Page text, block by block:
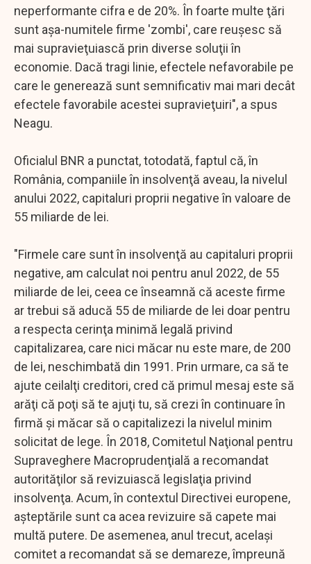
neperformante cifra e de 20%. În foarte multe ţări
sunt aşa-numitele firme 'zombi', care reuşesc să
mai supravieţuiască prin diverse soluţii în
economie. Dacă tragi linie, efectele nefavorabile pe
care le generează sunt semnificativ mai mari decât
efectele favorabile acestei supravieţuiri", a spus
Neagu.
Oficialul BNR a punctat, totodată, faptul că, în
România, companiile în insolvenţă aveau, la nivelul
anului 2022, capitaluri proprii negative în valoare de
55 miliarde de lei.
"Firmele care sunt în insolvenţă au capitaluri proprii
negative, am calculat noi pentru anul 2022, de 55
miliarde de lei, ceea ce înseamnă că aceste firme
ar trebui să aducă 55 de miliarde de lei doar pentru
a respecta cerinţa minimă legală privind
capitalizarea, care nici măcar nu este mare, de 200
de lei, neschimbată din 1991. Prin urmare, ca să te
ajute ceilalţi creditori, cred că primul mesaj este să
arăţi că poţi să te ajuţi tu, să crezi în continuare în
firmă şi măcar să o capitalizezi la nivelul minim
solicitat de lege. În 2018, Comitetul Naţional pentru
Supraveghere Macroprudenţială a recomandat
autorităţilor să revizuiască legislaţia privind
insolvenţa. Acum, în contextul Directivei europene,
aşteptările sunt ca acea revizuire să capete mai
multă putere. De asemenea, anul trecut, acelaşi
comitet a recomandat să se demareze, împreună